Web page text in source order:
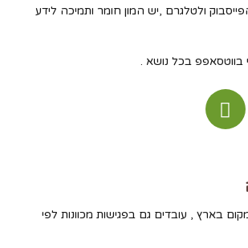
ולטלגרם ,יש המון חומר ותמיכה לידע
בווטסאפפ בכל נושא .
בארץ , עובדים גם בפגישות מכוונות לפי